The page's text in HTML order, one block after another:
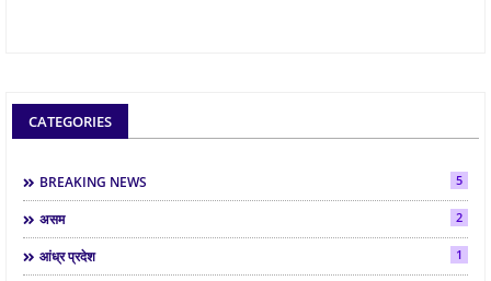
CATEGORIES
BREAKING NEWS 5
असम 2
आंध्र प्रदेश 1